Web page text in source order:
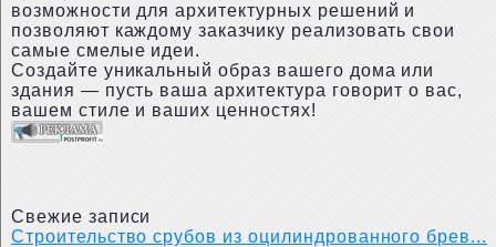
возможности для архитектурных решений и
позволяют каждому заказчику реализовать свои
самые смелые идеи.
Создайте уникальный образ вашего дома или
здания — пусть ваша архитектура говорит о вас,
вашем стиле и ваших ценностях!
Свежие записи
Строительство срубов из оцилиндрованного брев...